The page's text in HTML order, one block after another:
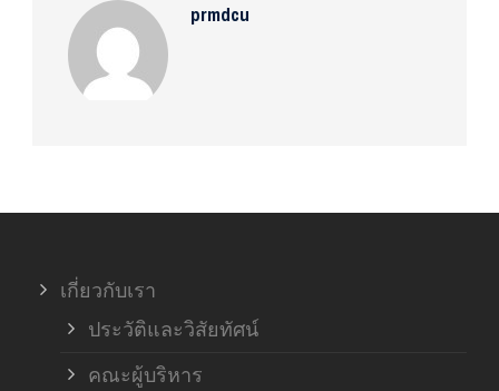
prmdcu
เกี่ยวกับเรา
ประวัติและวิสัยทัศน์
คณะผู้บริหาร